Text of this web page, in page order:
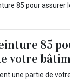
85 pour assurer
85
votre
une partie de